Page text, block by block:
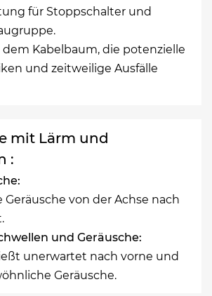
für Stoppschalter und
Kabelbaum, die potenzielle
und zeitweilige Ausfälle
mit Lärm und
:
von der Achse nach
und Geräusche:
unerwartet nach vorne und
Geräusche.